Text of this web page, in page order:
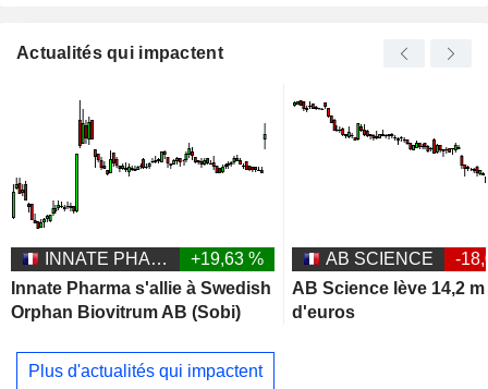
Actualités qui impactent
INNATE PHARMA
+19,63 %
Innate Pharma s'allie à Swedish
Orphan Biovitrum AB (Sobi)
AB SCIENCE
-
AB Science lève 14,2
d'euros
Plus d'actualités qui impactent